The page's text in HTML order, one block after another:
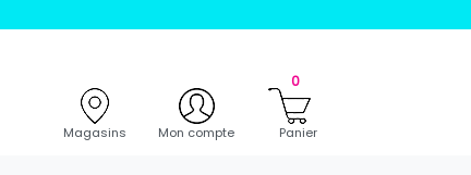
Magasins Mon compte
0
Panier